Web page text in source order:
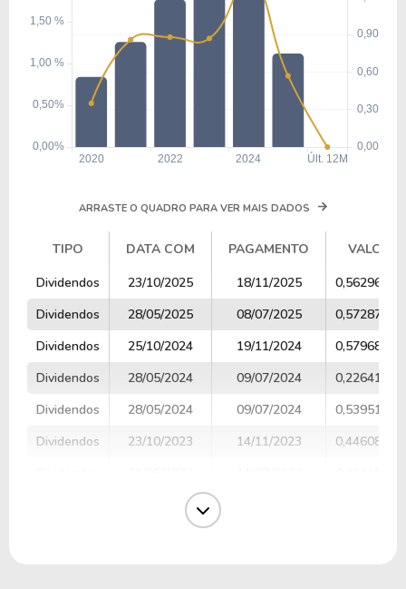
ARRASTE O QUADRO PARA VER MAIS DADOS
TIPO DATA COM PAGAMENTO
VALOR
TIPO
DATA COM PAGAMENTO VALOR
Dividendos 23/10/2025 18/11/2025
0,56296296
Dividendos
28/05/2025 08/07/2025
0,57287701
Dividendos
25/10/2024 19/11/2024
0,57968186
Dividendos
28/05/2024 09/07/2024
0,22641168
Dividendos
28/05/2024 09/07/2024
0,53951321
Dividendos
23/10/2023 14/11/2023
0,44608911
26/10/2022